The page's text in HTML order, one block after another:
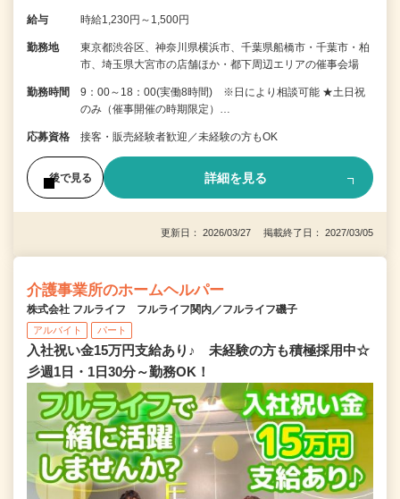
給与 時給1,230円～1,500円
勤務地
東京都渋谷区、神奈川県横浜市、千葉県船橋市・千葉市・柏
市、埼玉県大宮市の店舗ほか・都下周辺エリアの催事会場
勤務時間
9：00～18：00(実働8時間) ※日により相談可能 ★土日祝
のみ（催事開催の時期限定）…
応募資格 接客・販売経験者歓迎／未経験の方もOK
後で見る 詳細を見る
更新日： 2026/03/27 掲載終了日： 2027/03/05
介護事業所のホームヘルパー
株式会社 フルライフ フルライフ関内／フルライフ磯子
アルバイト パート
入社祝い金15万円支給あり♪ 未経験の方も積極採用中☆
彡週1日・1日30分～勤務OK！